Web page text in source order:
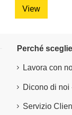
View
Perché
Lavora con
Dicono di noi
Servizio